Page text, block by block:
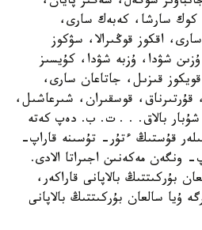
كوك سارشا، كەبەك سارى،
اقكوز قوڭىرالا، سۋكوز
ۇزىن شۋدا، ۇزبە شۋدا، كۇيسىز
قىزىل، جاتاعان سارى،
قۇرتىرناق، قوسقىران، شىرعاشىل،
شۇبار بالاق. . . ت. ب. دەپ كەتە
قۇستىڭ ءتۇر- تۇسىنە قاراپ-
مەكەنىن اجىراتا الادى.
بۇركىتتىڭ بالاپانى قاراكەر،
ۇيا سالعان بۇركىتتىڭ بالاپانى